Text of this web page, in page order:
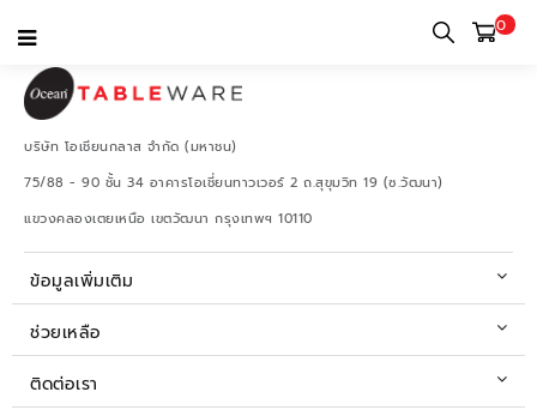
0
บริษัท โอเชียนกลาส จำกัด (มหาชน)
75/88 - 90 ชั้น 34 อาคารโอเชี่ยนทาวเวอร์ 2 ถ.สุขุมวิท 19 (ซ.วัฒนา)
แขวงคลองเตยเหนือ เขตวัฒนา กรุงเทพฯ 10110
ข้อมูลเพิ่มเติม
ช่วยเหลือ
ติดต่อเรา